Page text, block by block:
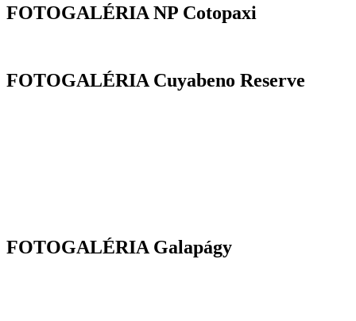
FOTOGALÉRIA NP Cotopaxi
FOTOGALÉRIA Cuyabeno Reserve
FOTOGALÉRIA Galapágy